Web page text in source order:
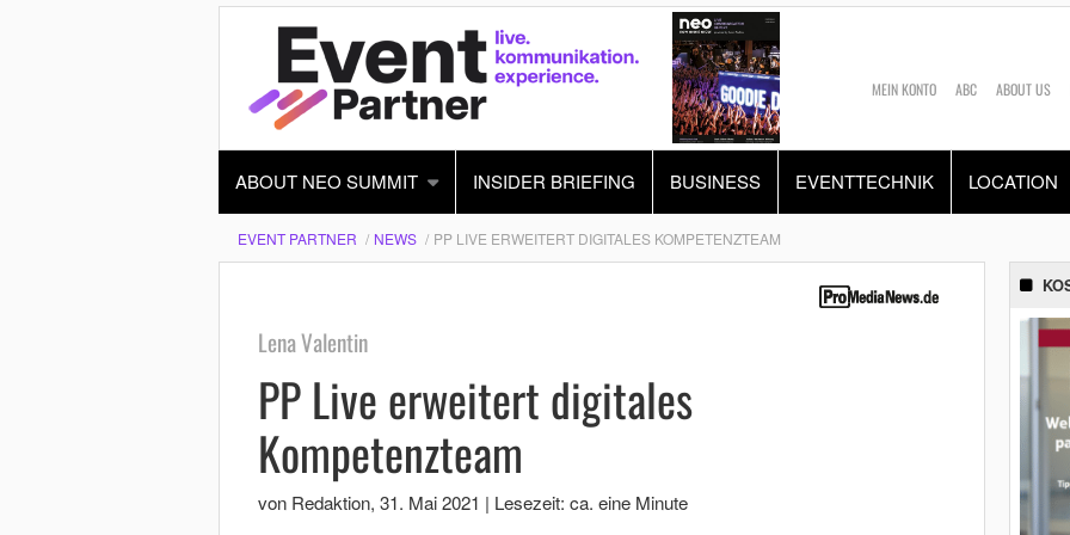
MEIN KONTO ABC ABOUT US
ABOUT NEO SUMMIT INSIDER BRIEFING BUSINESS EVENTTECHNIK LOCATION
EVENT PARTNER NEWS PP LIVE ERWEITERT DIGITALES KOMPETENZTEAM
Lena Valentin
PP Live erweitert digitales
Kompetenzteam
von Redaktion, 31. Mai 2021 | Lesezeit: ca. eine Minute